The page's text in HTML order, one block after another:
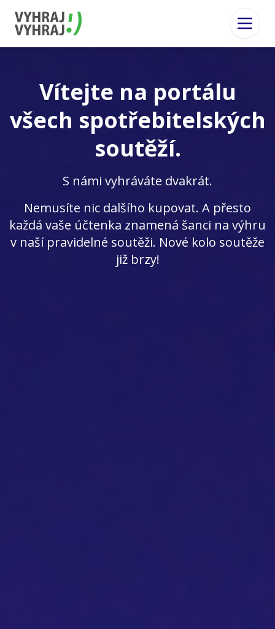
Vítejte na portálu
všech spotřebitelských
soutěží.
S námi vyhráváte dvakrát.
Nemusíte nic dalšího kupovat. A přesto
každá vaše účtenka znamená šanci na výhru
v naší pravidelné soutěži. Nové kolo soutěže
již brzy!